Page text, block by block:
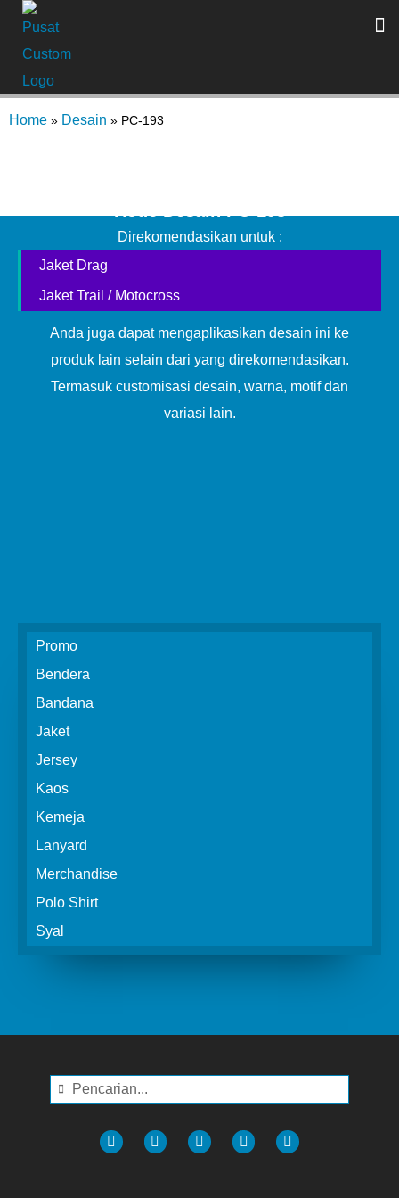
Home » Desain » PC-193
Direkomendasikan untuk :
Jaket Drag
Jaket Trail / Motocross
Anda juga dapat mengaplikasikan desain ini ke
produk lain selain dari yang direkomendasikan.
Termasuk customisasi desain, warna, motif dan
variasi lain.
Promo
Bendera
Bandana
Jaket
Jersey
Kaos
Kemeja
Lanyard
Merchandise
Polo Shirt
Syal